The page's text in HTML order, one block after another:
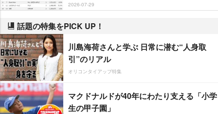
2026-07-29
話題の特集をPICK UP！
川島海荷さんと学ぶ 日常に潜む“人身取
引”のリアル
オリコンタイアップ特集
マクドナルドが40年にわたり支える「小学
生の甲子園」